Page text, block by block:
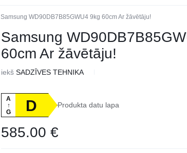
Samsung WD90DB7B85GWU4 9kg 60cm Ar žāvētāju!
Samsung
60cm Ar žāvētāju!
iekšSADZĪVES TEHNIKA
A
↑
G
D Produkta datu lapa
585.00€